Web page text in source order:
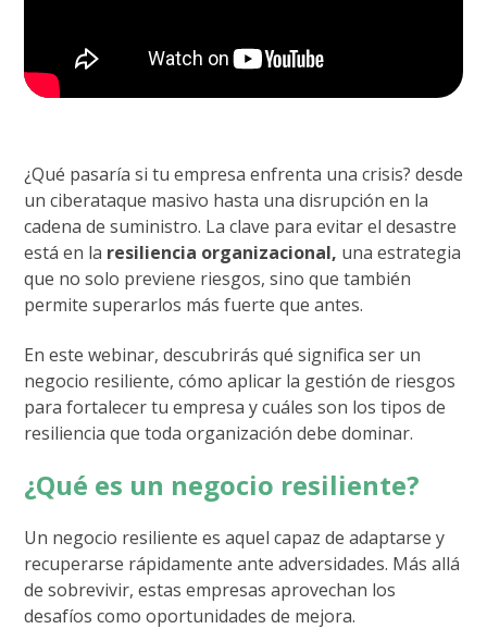
¿Qué pasaría si tu empresa enfrenta una crisis? desde
un ciberataque masivo hasta una disrupción en la
cadena de suministro. La clave para evitar el desastre
está en la resiliencia organizacional, una estrategia
que no solo previene riesgos, sino que también
permite superarlos más fuerte que antes.
En este webinar, descubrirás qué significa ser un
negocio resiliente, cómo aplicar la gestión de riesgos
para fortalecer tu empresa y cuáles son los tipos de
resiliencia que toda organización debe dominar.
¿Qué es un negocio resiliente?
Un negocio resiliente es aquel capaz de adaptarse y
recuperarse rápidamente ante adversidades. Más allá
de sobrevivir, estas empresas aprovechan los
desafíos como oportunidades de mejora.